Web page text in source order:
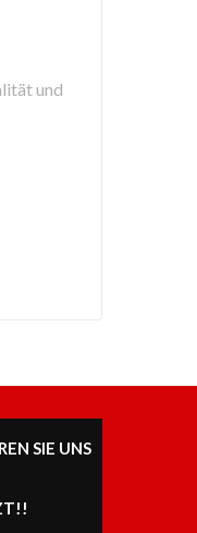
und
SIE UNS